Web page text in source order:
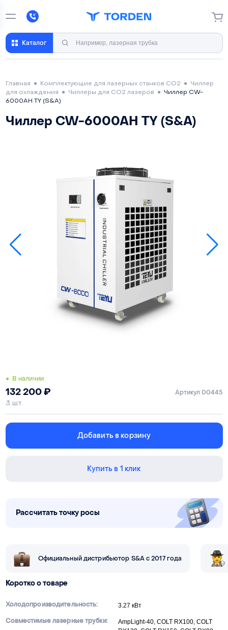
Каталог
Главная ● Комплектующие для лазерных станков CO2 ●
Чиллер
для охлаждения ● Чиллеры для CO2 лазеров ●
Чиллер CW-
6000AH TY (S&A)
Чиллер CW-6000AH TY (S&A)
● В наличии
132 200₽
3 шт.
Артикул 00445
Добавить в корзину
Купить в 1 клик
Рассчитать точку росы
Официальный дистрибьютор S&A с 2017 года
Коротко о товаре
Холодопроизводительность: 3.27 кВт
Совместимые лазерные трубки:
AmpLight-40, COLT RX100, COLT